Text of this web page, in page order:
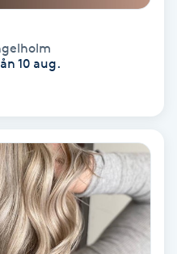
10 aug.